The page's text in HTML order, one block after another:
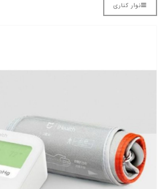
نوار کناری